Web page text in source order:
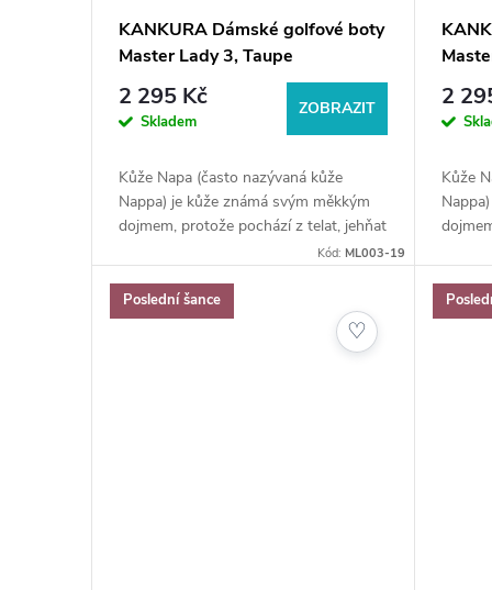
ů
t
KANKURA Dámské golfové boty
Master Lady 3, Taupe
2 295 Kč
Skladem
ZOBRAZIT
Kůže Napa (často nazývaná kůže
Nappa) je kůže známá svým měkkým
dojmem, protože pochází z telat, jehňat
a koz, které mají měkké kůže. Délka
Kód: ML003-19
2
Kůže
a
Poslední šance
♡